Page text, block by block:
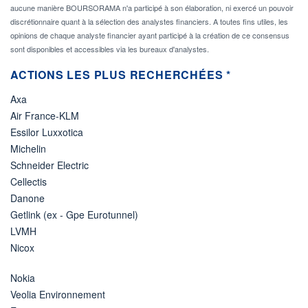
aucune manière BOURSORAMA n'a participé à son élaboration, ni exercé un pouvoir
discrétionnaire quant à la sélection des analystes financiers. A toutes fins utiles, les
opinions de chaque analyste financier ayant participé à la création de ce consensus
sont disponibles et accessibles via les bureaux d'analystes.
ACTIONS LES PLUS RECHERCHÉES *
Axa
Air France-KLM
Essilor Luxxotica
Michelin
Schneider Electric
Cellectis
Danone
Getlink (ex - Gpe Eurotunnel)
LVMH
Nicox
Nokia
Veolia Environnement